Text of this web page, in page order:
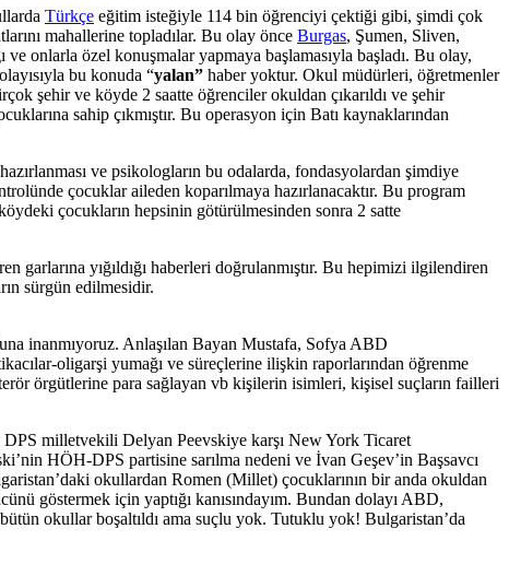
Türkçe eğitim isteğiyle 114 bin öğrenciyi çektiği gibi, şimdi çok
mahallerine topladılar. Bu olay önce Burgas, Şumen, Sliven,
ve onlarla özel konuşmalar yapmaya başlamasıyla başladı. Bu olay,
bu konuda “yalan” haber yoktur. Okul müdürleri, öğretmenler
şehir ve köyde 2 saatte öğrenciler okuldan çıkarıldı ve şehir
sahip çıkmıştır. Bu operasyon için Batı kaynaklarından
ve psikologların bu odalarda, fondasyolardan şimdiye
çocuklar aileden koparılmaya hazırlanacaktır. Bu program
çocukların hepsinin götürülmesinden sonra 2 satte
yığıldığı haberleri doğrulanmıştır. Bu hepimizi ilgilendiren
sürgün edilmesidir.
inanmıyoruz. Anlaşılan Bayan Mustafa, Sofya ABD
oligarşi yumağı ve süreçlerine ilişkin raporlarından öğrenme
örgütlerine para sağlayan vb kişilerin isimleri, kişisel suçların failleri
DPS milletvekili Delyan Peevskiye karşı New York Ticaret
HÖH-DPS partisine sarılma nedeni ve İvan Geşev’in Başsavcı
okullardan Romen (Millet) çocuklarının bir anda okuldan
göstermek için yaptığı kanısındayım. Bundan dolayı ABD,
okullar boşaltıldı ama suçlu yok. Tutuklu yok! Bulgaristan’da